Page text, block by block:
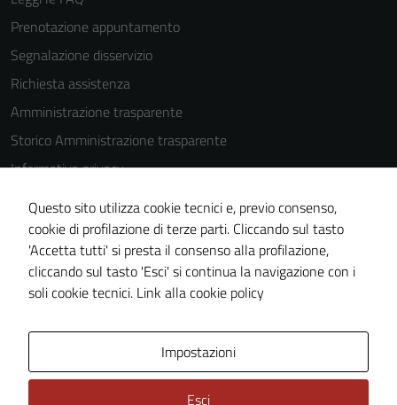
Prenotazione appuntamento
Segnalazione disservizio
Richiesta assistenza
Amministrazione trasparente
Storico Amministrazione trasparente
Informativa privacy
Cookie Policy
Note legali
Dichiarazione di accessibilità
Piano di miglioramento del sito
Questo sito utilizza cookie tecnici e, previo consenso,
cookie di profilazione di terze parti. Cliccando sul tasto
'Accetta tutti' si presta il consenso alla profilazione,
cliccando sul tasto 'Esci' si continua la navigazione con i
soli cookie tecnici. Link alla cookie policy
Impostazioni
Esci
possono
essere
disabilitati.
Questi cookie
non raccolgono
informazioni